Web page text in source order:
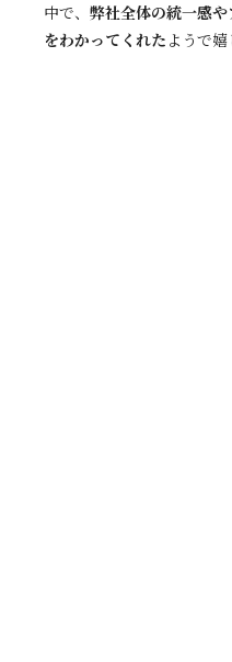
中で、 弊社全体の統一感
をわかってくれた ようで嬉